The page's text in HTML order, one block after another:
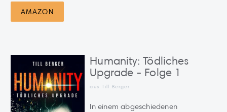
AMAZON
Humanity: Tödliches
Upgrade - Folge 1
aus Till Berger
In einem abgeschiedenen